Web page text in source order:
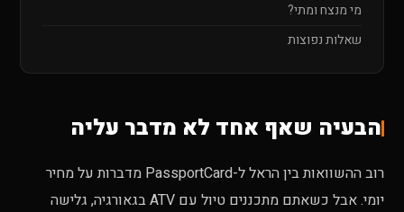
מי מנצח ומתי?
שאלות נפוצות
הבעיה שאף אחד לא מדבר עליה
רוב ההשוואות בין הראל ל-PassportCard מדברות על מחיר
יומי. אבל כשאתם מתכננים טיול עם ATV בגאורגיה, גלישה